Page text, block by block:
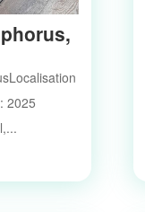
2025